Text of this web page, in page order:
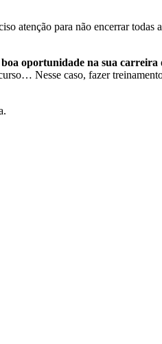
atenção para não encerrar todas
boa oportunidade na sua carreira
Nesse caso, fazer